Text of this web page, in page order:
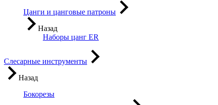
Цанги и цанговые патроны
Назад
Наборы цанг ER
Слесарные инструменты
Назад
Бокорезы